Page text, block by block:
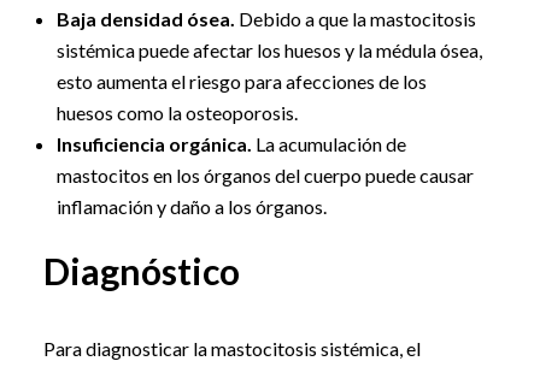
Baja densidad ósea. Debido a que la mastocitosis
sistémica puede afectar los huesos y la médula ósea,
esto aumenta el riesgo para afecciones de los
huesos como la osteoporosis.
Insuficiencia orgánica. La acumulación de
mastocitos en los órganos del cuerpo puede causar
inflamación y daño a los órganos.
Diagnóstico
Para diagnosticar la mastocitosis sistémica, el